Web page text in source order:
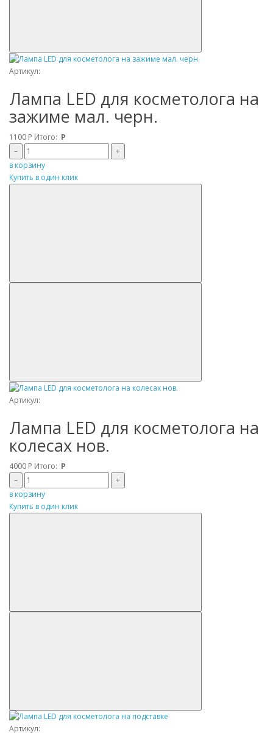
Артикул:
Лампа LED для косметолога на
зажиме мал. черн.
1100 Р Итого: Р
–
+
в корзину
Купить в один клик
Артикул:
Лампа LED для косметолога на
колесах нов.
4000 Р Итого: Р
–
+
в корзину
Купить в один клик
Артикул: